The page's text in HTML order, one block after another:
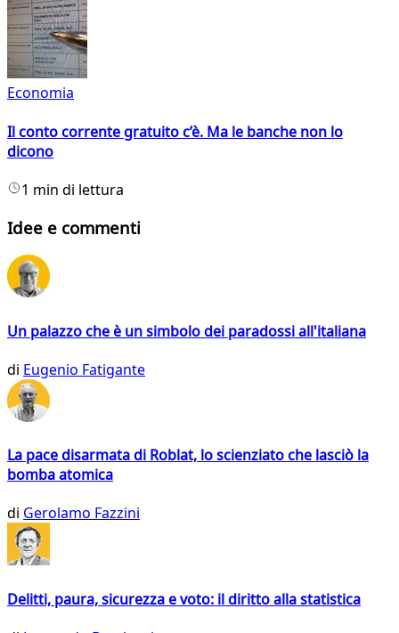
Economia
Il conto corrente gratuito c’è. Ma le banche non lo
dicono
1 min di lettura
Idee e commenti
Un palazzo che è un simbolo dei paradossi all'italiana
di Eugenio Fatigante
La pace disarmata di Roblat, lo scienziato che lasciò la
bomba atomica
di Gerolamo Fazzini
Delitti, paura, sicurezza e voto: il diritto alla statistica